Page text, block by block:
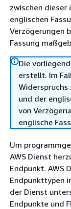
zwischen dieser
englischen
Verzögerungen
Fassung
Die
erstellt. Im
Widerspruchs
und der
von
englische
Um
AWS Dienst
Endpunkt. AWS
Endpunkttypen
der Dienst
Endpunkte und